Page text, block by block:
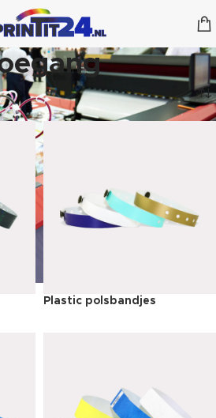
Plastic polsbandjes